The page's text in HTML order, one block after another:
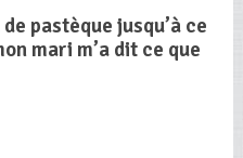
pastèque jusqu’à ce
mari m’a dit ce que